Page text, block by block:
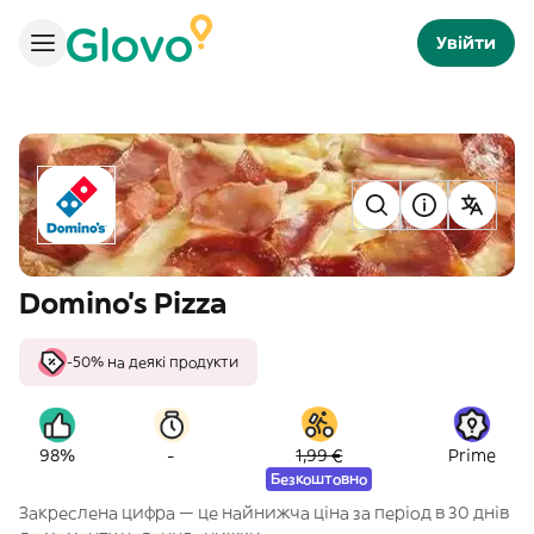
Увійти
Domino's Pizza
-50% на деякі продукти
98% - 1,99 €
Безкоштовно
Prime
Закреслена цифра — це найнижча ціна за період в 30 днів